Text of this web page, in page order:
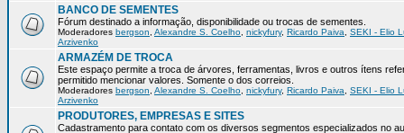
BANCO DE SEMENTES
Fórum destinado a informação, disponibilidade ou trocas de sementes.
Moderadores bergson Alexandre S. Coelho nickyfury, Ricardo Paiva
SEKI - Elio
Arzivenko
ARMAZÉM DE TROCA
Este espaço permite a troca de árvores, ferramentas, livros e outros ítens
permitido mencionar valores. Somente o dos correios.
Moderadores bergson Alexandre S. Coelho nickyfury, Ricardo Paiva
SEKI - Elio
Arzivenko
PRODUTORES, EMPRESAS E SITES
Cadastramento para contato com os diversos segmentos especializados no